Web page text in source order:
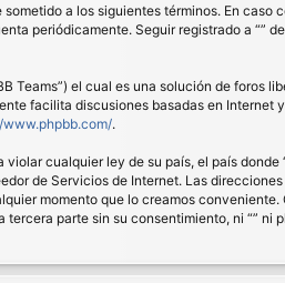
sometido a los siguientes términos. En
periódicamente. Seguir registrado a “”
Teams”) el cual es una solución de foros
facilita discusiones basadas en Internet
www.phpbb.com/.
cualquier ley de su país, el país donde
de Servicios de Internet. Las
momento que lo creamos
parte sin su consentimiento, ni “” ni